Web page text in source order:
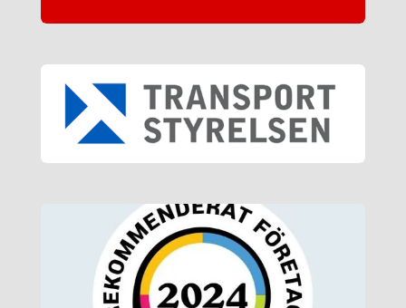
m